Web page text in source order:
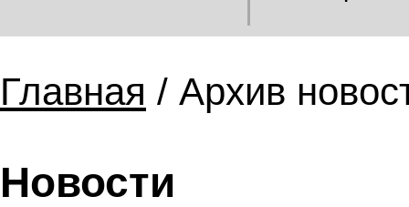
Главная / Архив
Новости